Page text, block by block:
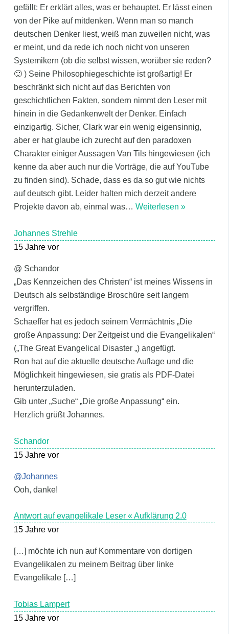
gefällt: Er erklärt alles, was er behauptet. Er lässt einen
von der Pike auf mitdenken. Wenn man so manch
deutschen Denker liest, weiß man zuweilen nicht, was
er meint, und da rede ich noch nicht von unseren
Systemikern (ob die selbst wissen, worüber sie reden?
🙂 ) Seine Philosophiegeschichte ist großartig! Er
beschränkt sich nicht auf das Berichten von
geschichtlichen Fakten, sondern nimmt den Leser mit
hinein in die Gedankenwelt der Denker. Einfach
einzigartig. Sicher, Clark war ein wenig eigensinnig,
aber er hat glaube ich zurecht auf den paradoxen
Charakter einiger Aussagen Van Tils hingewiesen (ich
kenne da aber auch nur die Vorträge, die auf YouTube
zu finden sind). Schade, dass es da so gut wie nichts
auf deutsch gibt. Leider halten mich derzeit andere
Projekte davon ab, einmal was… Weiterlesen »
Johannes Strehle
15 Jahre vor
@ Schandor
„Das Kennzeichen des Christen“ ist meines Wissens in
Deutsch als selbständige Broschüre seit langem
vergriffen.
Schaeffer hat es jedoch seinem Vermächtnis „Die
große Anpassung: Der Zeitgeist und die Evangelikalen“
(„The Great Evangelical Disaster „) angefügt.
Ron hat auf die aktuelle deutsche Auflage und die
Möglichkeit hingewiesen, sie gratis als PDF-Datei
herunterzuladen.
Gib unter „Suche“ „Die große Anpassung“ ein.
Herzlich grüßt Johannes.
Schandor
15 Jahre vor
@Johannes
Ooh, danke!
Antwort auf evangelikale Leser « Aufklärung 2.0
15 Jahre vor
[…] möchte ich nun auf Kommentare von dortigen
Evangelikalen zu meinem Beitrag über linke
Evangelikale […]
Tobias Lampert
15 Jahre vor